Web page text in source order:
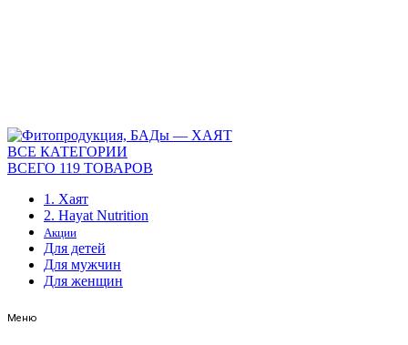
ВСЕ КАТЕГОРИИ
ВСЕГО 119 ТОВАРОВ
1. Хаят
2. Hayat Nutrition
Акции
Для детей
Для мужчин
Для женщин
Меню